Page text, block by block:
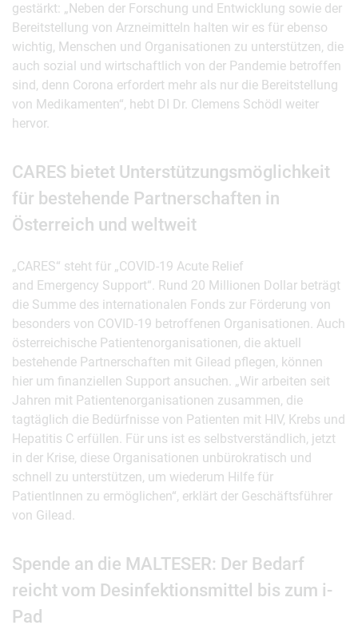
gestärkt: „Neben der Forschung und Entwicklung sowie der
Bereitstellung von Arzneimitteln halten wir es für ebenso
wichtig, Menschen und Organisationen zu unterstützen, die
auch sozial und wirtschaftlich von der Pandemie betroffen
sind, denn Corona erfordert mehr als nur die Bereitstellung
von Medikamenten“, hebt DI Dr. Clemens Schödl weiter
hervor.
CARES bietet Unterstützungsmöglichkeit
für bestehende Partnerschaften in
Österreich und weltweit
„CARES“ steht für „COVID-19 Acute Relief
and Emergency Support“. Rund 20 Millionen Dollar beträgt
die Summe des internationalen Fonds zur Förderung von
besonders von COVID-19 betroffenen Organisationen. Auch
österreichische Patientenorganisationen, die aktuell
bestehende Partnerschaften mit Gilead pflegen, können
hier um finanziellen Support ansuchen. „Wir arbeiten seit
Jahren mit Patientenorganisationen zusammen, die
tagtäglich die Bedürfnisse von Patienten mit HIV, Krebs und
Hepatitis C erfüllen. Für uns ist es selbstverständlich, jetzt
in der Krise, diese Organisationen unbürokratisch und
schnell zu unterstützen, um wiederum Hilfe für
PatientInnen zu ermöglichen“, erklärt der Geschäftsführer
von Gilead.
Spende an die MALTESER: Der Bedarf
reicht vom Desinfektionsmittel bis zum i-
Pad